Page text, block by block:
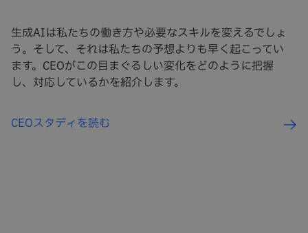
生成AIは私たちの働き方や必要なスキルを変えるでしょ
う。そして、それは私たちの予想よりも早く起こってい
ます。CEOがこの目まぐるしい変化をどのように把握
し、対応しているかを紹介します。
CEOスタディを読む